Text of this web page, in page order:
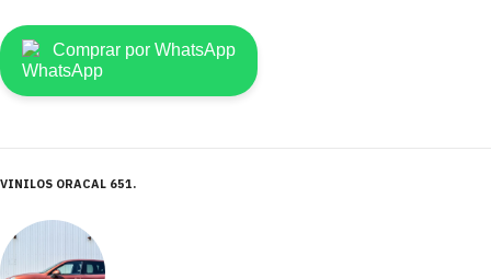
Comprar por WhatsApp
VINILOS ORACAL 651